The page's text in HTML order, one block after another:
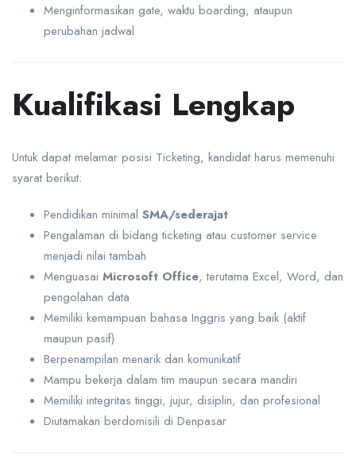
Menginformasikan gate, waktu boarding, ataupun
perubahan jadwal
Kualifikasi Lengkap
Untuk dapat melamar posisi Ticketing, kandidat harus memenuhi
syarat berikut:
Pendidikan minimal SMA/sederajat
Pengalaman di bidang ticketing atau customer service
menjadi nilai tambah
Menguasai Microsoft Office, terutama Excel, Word, dan
pengolahan data
Memiliki kemampuan bahasa Inggris yang baik (aktif
maupun pasif)
Berpenampilan menarik dan komunikatif
Mampu bekerja dalam tim maupun secara mandiri
Memiliki integritas tinggi, jujur, disiplin, dan profesional
Diutamakan berdomisili di Denpasar